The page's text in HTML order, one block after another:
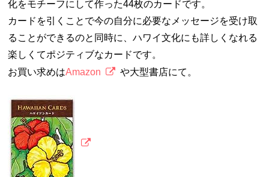
化をモチーフにして作った44枚のカードです。
カードを引くことで今の自分に必要なメッセージを受け取
ることができるのと同時に、ハワイ文化にも詳しくなれる
楽しくてポジティブなカードです。
お買い求めはAmazon や大型書店にて。